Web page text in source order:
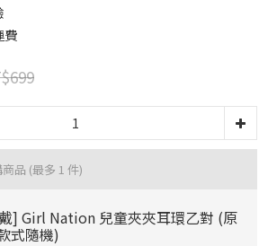
費
品 (最多 1 件)
] Girl Nation 兒童夾夾耳環乙對 (原
式隨機)